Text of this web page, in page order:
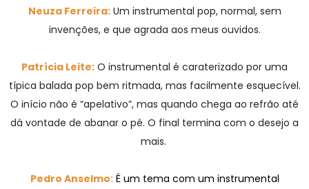
Neuza Ferreira:Um instrumental pop, normal, sem
invenções, e que agrada aos meus ouvidos.
Patrícia Leite: O instrumental é caraterizado por uma
típica balada pop bem ritmada, mas facilmente esquecível.
O início não é “apelativo”, mas quando chega ao refrão até
dá vontade de abanar o pé. O final termina com o desejo a
mais.
Pedro Anselmo:É um tema com um instrumental